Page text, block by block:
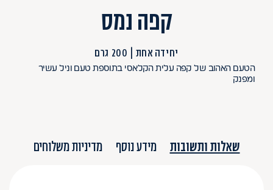
קפה נמס
יחידה אחת 200 גרם
הטעם האהוב של קפה עלית הקלאסי בתוספת טעם וניל עשיר
ומפנק
שאלות ותשובות מידע נוסף מדיניות משלוחים